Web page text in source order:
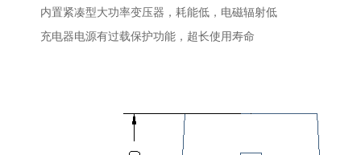
内置紧凑型大功率变压器，耗能低，电磁辐射低
充电器电源有过载保护功能，超长使用寿命